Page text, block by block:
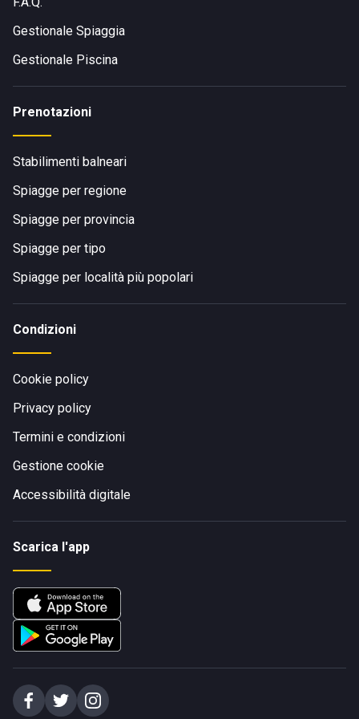
attività. Latitudine 47°, accetta buoni vacanza come metodo
di pagamento.
Gestionale Spiaggia
Gestionale Piscina
Prenotazioni
Stabilimenti balneari
Spiagge per regione
Spiagge per provincia
Spiagge per tipo
Spiagge per località più popolari
Condizioni
Cookie policy
Privacy policy
Termini e condizioni
Gestione cookie
Accessibilità digitale
Scarica l'app